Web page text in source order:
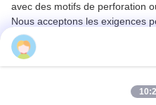
avec des motifs de perforation
Nous acceptons les exigences
de conception de façade